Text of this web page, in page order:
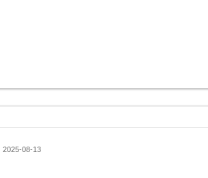
2025-08-13